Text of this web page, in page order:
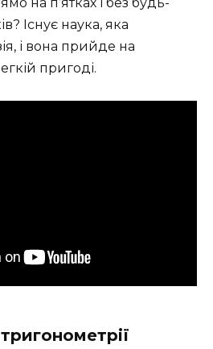
Існує наука, яка
і вона прийде на
пригоді.